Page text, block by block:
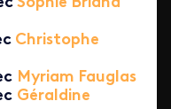
Christophe
Myriam Fauglas
Géraldine